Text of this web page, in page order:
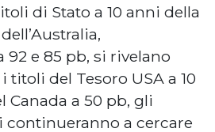
di Stato a 10 anni della
e 85 pb, si rivelano
titoli del Tesoro USA a 10
Canada a 50 pb, gli
a cercare